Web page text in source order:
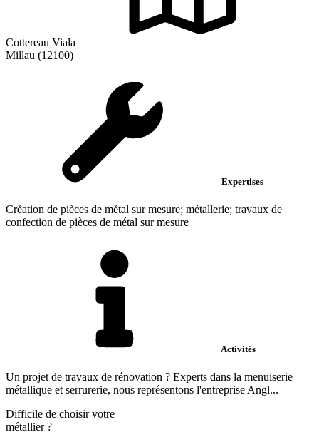
Cottereau Viala
Millau (12100)
Expertises
Création de pièces de métal sur mesure; métallerie; travaux de
confection de pièces de métal sur mesure
Activités
Un projet de travaux de rénovation ? Experts dans la menuiserie
métallique et serrurerie, nous représentons l'entreprise Angl...
Difficile de choisir votre
métallier?